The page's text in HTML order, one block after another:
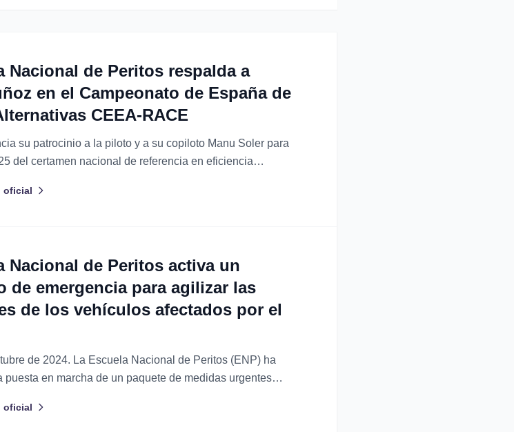
Nacional de Peritos respalda a
en el Campeonato de España de
CEEA-RACE
su patrocinio a la piloto y a su copiloto Manu Soler para
del certamen nacional de referencia en eficiencia
Escuela...
oficial
Nacional de Peritos activa un
de emergencia para agilizar las
de los vehículos afectados por el
de 2024. La Escuela Nacional de Peritos (ENP) ha
puesta en marcha de un paquete de medidas urgentes
Automoción, la...
oficial